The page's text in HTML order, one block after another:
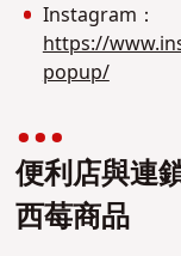
Instagram：
https://
popup/
便利店與連
西莓商品